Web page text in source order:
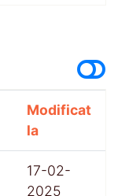
Modificat
la
17-02-
2025